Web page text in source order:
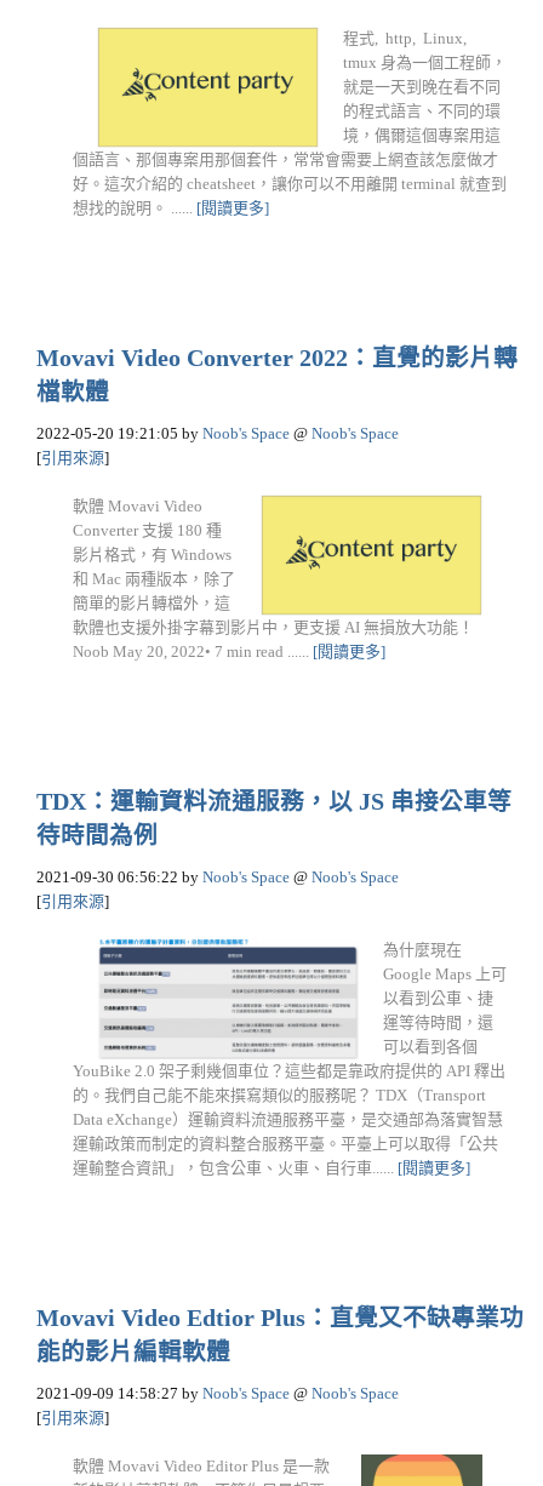
程式, http, Linux,
tmux 身為一個工程師，
就是一天到晚在看不同
的程式語言、不同的環
境，偶爾這個專案用這
個語言、那個專案用那個套件，常常會需要上網查該怎麼做才
好。這次介紹的 cheatsheet，讓你可以不用離開 terminal 就查到
想找的說明。 ...... [閱讀更多]
Movavi Video Converter 2022：直覺的影片轉
檔軟體
2022-05-20 19:21:05 by Noob's Space @ Noob's Space
[引用來源]
軟體 Movavi Video
Converter 支援 180 種
影片格式，有 Windows
和 Mac 兩種版本，除了
簡單的影片轉檔外，這
軟體也支援外掛字幕到影片中，更支援 AI 無損放大功能！
Noob May 20, 2022• 7 min read ...... [閱讀更多]
TDX：運輸資料流通服務，以 JS 串接公車等
待時間為例
2021-09-30 06:56:22 by Noob's Space @ Noob's Space
[引用來源]
為什麼現在
Google Maps 上可
以看到公車、捷
運等待時間，還
可以看到各個
YouBike 2.0 架子剩幾個車位？這些都是靠政府提供的 API 釋出
的。我們自己能不能來撰寫類似的服務呢？ TDX（Transport
Data eXchange）運輸資料流通服務平臺，是交通部為落實智慧
運輸政策而制定的資料整合服務平臺。平臺上可以取得「公共
運輸整合資訊」，包含公車、火車、自行車...... [閱讀更多]
Movavi Video Edtior Plus：直覺又不缺專業功
能的影片編輯軟體
2021-09-09 14:58:27 by Noob's Space @ Noob's Space
[引用來源]
軟體 Movavi Video Editor Plus 是一款